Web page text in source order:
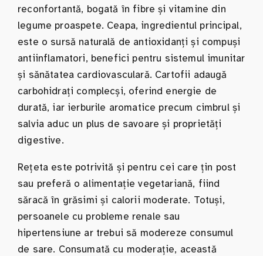
reconfortantă, bogată în fibre și vitamine din
legume proaspete. Ceapa, ingredientul principal,
este o sursă naturală de antioxidanți și compuși
antiinflamatori, benefici pentru sistemul imunitar
și sănătatea cardiovasculară. Cartofii adaugă
carbohidrați complecși, oferind energie de
durată, iar ierburile aromatice precum cimbrul și
salvia aduc un plus de savoare și proprietăți
digestive.
Rețeta este potrivită și pentru cei care țin post
sau preferă o alimentație vegetariană, fiind
săracă în grăsimi și calorii moderate. Totuși,
persoanele cu probleme renale sau
hipertensiune ar trebui să modereze consumul
de sare. Consumată cu moderație, această